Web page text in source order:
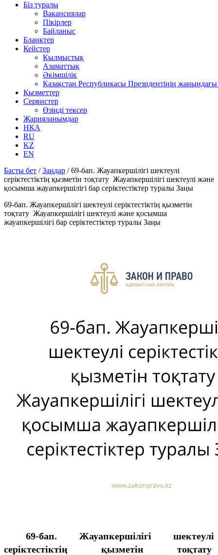
Біз туралы
Вакансиялар
Пікірлер
Байланыс
Бланктер
Кейстер
Қылмыстық
Азаматтық
Әкімшілік
Қазақстан Республикасы Президентінің
Қызметтер
Сервистер
Өзіңді тексер
Жарияланымдар
НҚА
RU
KZ
EN
Басты бет /Заңдар /69-бап. Жауапкершілігі шектеулі
серіктестіктің қызметін тоқтату Жауапкершілігі шектеулі және
қосымша жауапкершілігі бар серіктестіктер туралы Заңы
69-бап. Жауапкершілігі шектеулі серіктестіктің қызметін
тоқтату Жауапкершілігі шектеулі және қосымша
жауапкершілігі бар серіктестіктер туралы Заңы
69-бап. Жауапкершілігі шектеулі
серіктестіктің қызметін тоқтату